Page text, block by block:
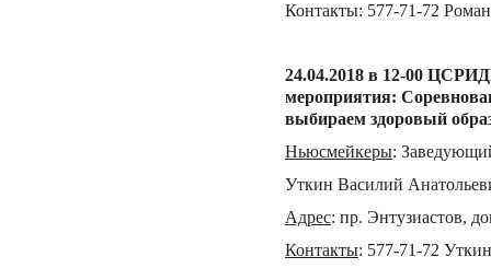
Контакты: 577-71-72
24.04.2018 в 12-00
мероприятия:
выбираем здоровый
Ньюсмейкеры:
Уткин Василий
Адрес: пр. Энтузиастов,
Контакты: 577-71-72